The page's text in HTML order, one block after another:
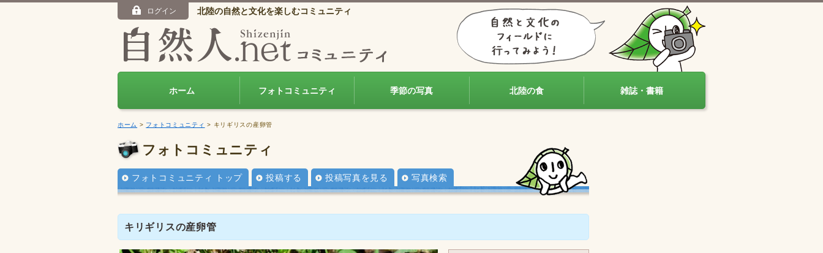
ログイン 北陸の自然と文化を楽しむコミュニティ
ホーム フォトコミュニティ 季節の写真 北陸の食 雑誌・書籍
ホーム > フォトコミュニティ > キリギリスの産卵管
フォトコミュニティ
フォトコミュニティ トップ 投稿する 投稿写真を見る 写真検索
キリギリスの産卵管